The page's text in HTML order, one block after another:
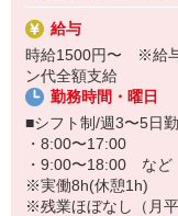
「久しぶりの仕事で不
軽作業のサポートが中
未経験OK！あなたの
まずは担当コーディネ
給与
時給1500円〜 ※給
ン代全額支給
勤務時間・曜日
■シフト制/週3〜5日
・8:00〜17:00
・9:00〜18:00 など
※実働8h(休憩1h)
※残業ほぼなし（月平